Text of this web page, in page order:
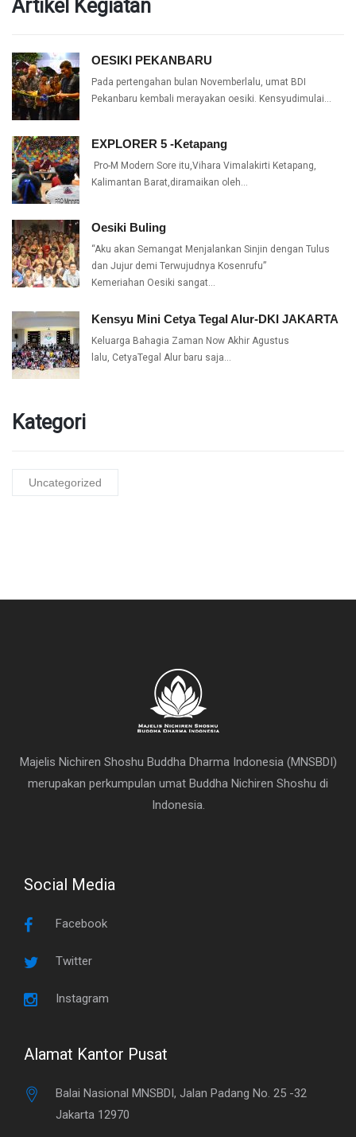
Artikel Kegiatan
OESIKI PEKANBARU
Pada pertengahan bulan Novemberlalu, umat BDI
Pekanbaru kembali merayakan oesiki. Kensyudimulai…
EXPLORER 5 -Ketapang
Pro-M Modern Sore itu,Vihara Vimalakirti Ketapang,
Kalimantan Barat,diramaikan oleh…
Oesiki Buling
“Aku akan Semangat Menjalankan Sinjin dengan Tulus
dan Jujur demi Terwujudnya Kosenrufu”
Kemeriahan Oesiki sangat…
Kensyu Mini Cetya Tegal Alur-DKI JAKARTA
Keluarga Bahagia Zaman Now Akhir Agustus
lalu, CetyaTegal Alur baru saja…
Kategori
Uncategorized
Majelis Nichiren Shoshu Buddha Dharma Indonesia (MNSBDI)
merupakan perkumpulan umat Buddha Nichiren Shoshu di
Indonesia.
Social Media
Facebook
Twitter
Instagram
Alamat Kantor Pusat
Balai Nasional MNSBDI, Jalan Padang No. 25 -32
Jakarta 12970